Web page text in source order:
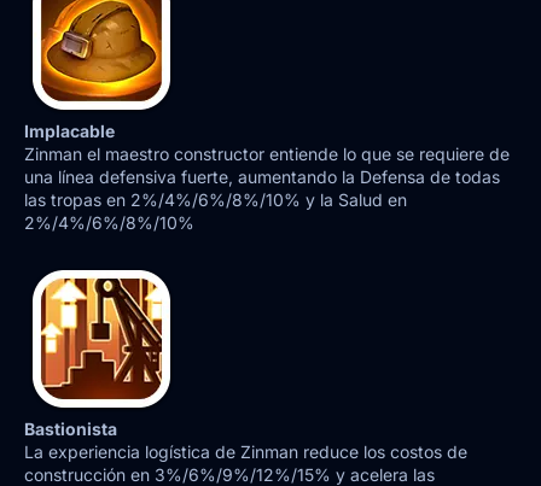
Implacable
Zinman el maestro constructor entiende lo que se requiere de
una línea defensiva fuerte, aumentando la Defensa de todas
las tropas en 2%/4%/6%/8%/10% y la Salud en
2%/4%/6%/8%/10%
Bastionista
La experiencia logística de Zinman reduce los costos de
construcción en 3%/6%/9%/12%/15% y acelera las